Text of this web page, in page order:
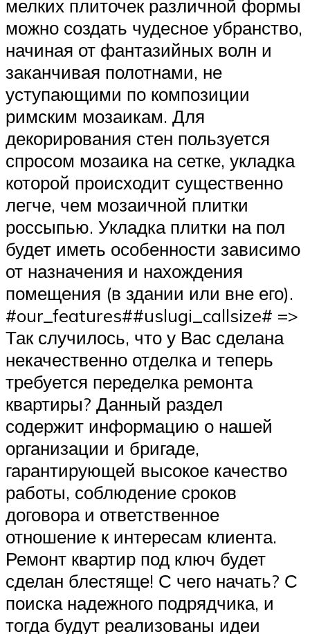
мелких плиточек различной формы
можно создать чудесное убранство,
начиная от фантазийных волн и
заканчивая полотнами, не
уступающими по композиции
римским мозаикам. Для
декорирования стен пользуется
спросом мозаика на сетке, укладка
которой происходит существенно
легче, чем мозаичной плитки
россыпью. Укладка плитки на пол
будет иметь особенности зависимо
от назначения и нахождения
помещения (в здании или вне его).
#our_features##uslugi_callsize# =>
Так случилось, что у Вас сделана
некачественно отделка и теперь
требуется переделка ремонта
квартиры? Данный раздел
содержит информацию о нашей
организации и бригаде,
гарантирующей высокое качество
работы, соблюдение сроков
договора и ответственное
отношение к интересам клиента.
Ремонт квартир под ключ будет
сделан блестяще! С чего начать? С
поиска надежного подрядчика, и
тогда будут реализованы идеи